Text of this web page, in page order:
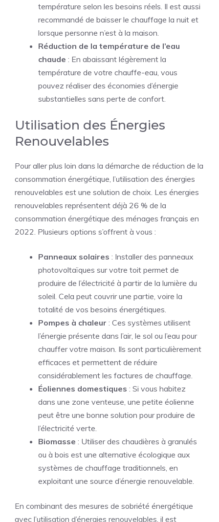
température selon les besoins réels. Il est aussi
recommandé de baisser le chauffage la nuit et
lorsque personne n’est à la maison.
Réduction de la température de l’eau
chaude : En abaissant légèrement la
température de votre chauffe-eau, vous
pouvez réaliser des économies d’énergie
substantielles sans perte de confort.
Utilisation des Énergies
Renouvelables
Pour aller plus loin dans la démarche de réduction de la
consommation énergétique, l’utilisation des énergies
renouvelables est une solution de choix. Les énergies
renouvelables représentent déjà 26 % de la
consommation énergétique des ménages français en
2022. Plusieurs options s’offrent à vous :
Panneaux solaires : Installer des panneaux
photovoltaïques sur votre toit permet de
produire de l’électricité à partir de la lumière du
soleil. Cela peut couvrir une partie, voire la
totalité de vos besoins énergétiques.
Pompes à chaleur : Ces systèmes utilisent
l’énergie présente dans l’air, le sol ou l’eau pour
chauffer votre maison. Ils sont particulièrement
efficaces et permettent de réduire
considérablement les factures de chauffage.
Éoliennes domestiques : Si vous habitez
dans une zone venteuse, une petite éolienne
peut être une bonne solution pour produire de
l’électricité verte.
Biomasse : Utiliser des chaudières à granulés
ou à bois est une alternative écologique aux
systèmes de chauffage traditionnels, en
exploitant une source d’énergie renouvelable.
En combinant des mesures de sobriété énergétique
avec l’utilisation d’énergies renouvelables, il est